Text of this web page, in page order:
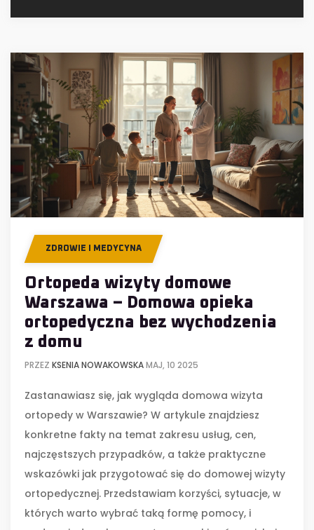
ZDROWIE I MEDYCYNA
Ortopeda wizyty domowe
Warszawa – Domowa opieka
ortopedyczna bez wychodzenia
z domu
PRZEZ KSENIA NOWAKOWSKAMAJ, 10 2025
Zastanawiasz się, jak wygląda domowa wizyta
ortopedy w Warszawie? W artykule znajdziesz
konkretne fakty na temat zakresu usług, cen,
najczęstszych przypadków, a także praktyczne
wskazówki jak przygotować się do domowej wizyty
ortopedycznej. Przedstawiam korzyści, sytuacje, w
których warto wybrać taką formę pomocy, i